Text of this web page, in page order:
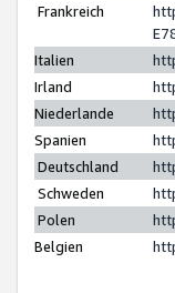
Frankreich
Italien
Irland
Niederlande
Spanien
Deutschland
Schweden
Polen
Belgien